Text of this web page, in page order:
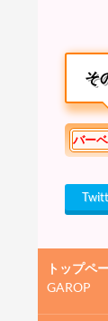
そ
バー
トップペ
GAROP